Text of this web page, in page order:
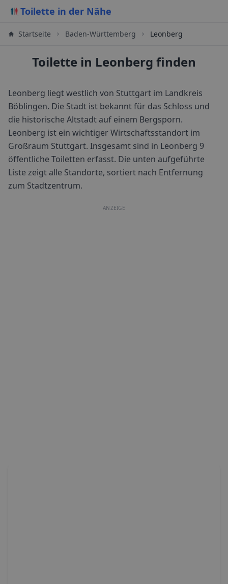
Toilette in der Nähe
Startseite Baden-Württemberg Leonberg
Toilette in Leonberg finden
Leonberg liegt westlich von Stuttgart im Landkreis
Böblingen. Die Stadt ist bekannt für das Schloss und
die historische Altstadt auf einem Bergsporn.
Leonberg ist ein wichtiger Wirtschaftsstandort im
Großraum Stuttgart. Insgesamt sind in Leonberg 9
öffentliche Toiletten erfasst. Die unten aufgeführte
Liste zeigt alle Standorte, sortiert nach Entfernung
zum Stadtzentrum.
ANZEIGE